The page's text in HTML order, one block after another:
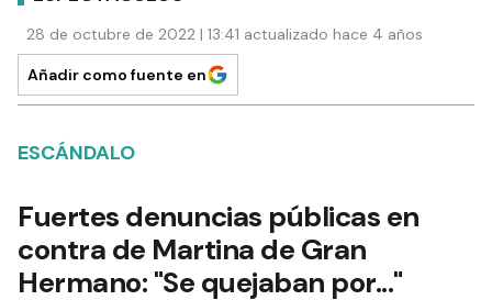
28 de octubre de 2022 | 13:41 actualizado hace 4 años
Añadir como fuente en
ESCÁNDALO
Fuertes denuncias públicas en
contra de Martina de Gran
Hermano: "Se quejaban por..."